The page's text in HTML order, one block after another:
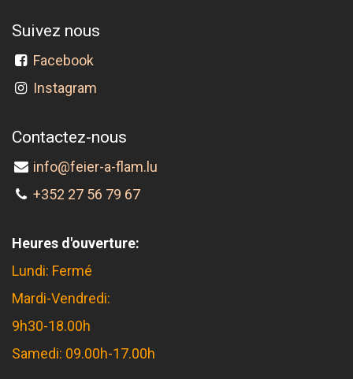
Suivez nous
Facebook
Instagram
Contactez-nous
info@feier-a-flam.lu
+352 27 56 79 67
Heures d'ouverture:
Lundi: Fermé
Mardi-Vendredi:
9h30-18.00h
Samedi: 09.00h-17.00h